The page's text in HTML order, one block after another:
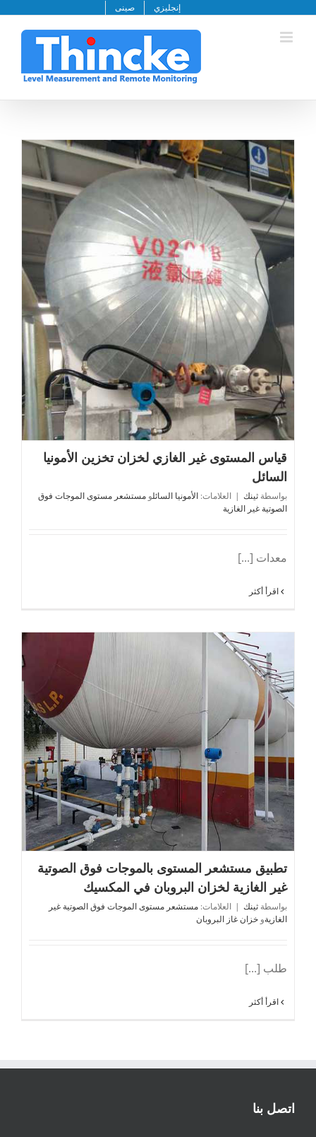
المحتوى
إنجليزي صينى
قياس المستوى غير الغازي لخزان تخزين الأمونيا السائل
قياس المستوى غير الغازي لخزان تخزين الأمونيا
السائل
بواسطة ثينك | العلامات: الأمونيا السائلو مستشعر مستوى الموجات فوق
الصوتية غير الغازية
معدات [...]
اقرأ أكثر
تطبيق مستشعر المستوى بالموجات فوق الصوتية غير الغازية
لخزان البروبان في المكسيك
تطبيق مستشعر المستوى بالموجات فوق الصوتية
غير الغازية لخزان البروبان في المكسيك
بواسطة ثينك | العلامات: مستشعر مستوى الموجات فوق الصوتية غير
الغازيةو خزان غاز البروبان
طلب [...]
اقرأ أكثر
اتصل بنا